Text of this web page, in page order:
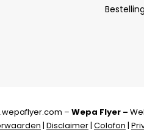
– Wepa Flyer –
| Disclaimer| Colofon |